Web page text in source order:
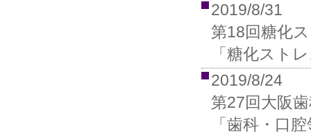
2019/8/31
第18回糖化
「糖化スト
2019/8/24
第27回大阪
「歯科・口